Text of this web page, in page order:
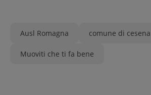
Ausl Romagna comune di cesena
Muoviti che ti fa bene